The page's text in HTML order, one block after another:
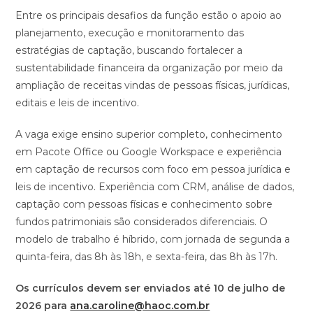
Entre os principais desafios da função estão o apoio ao
planejamento, execução e monitoramento das
estratégias de captação, buscando fortalecer a
sustentabilidade financeira da organização por meio da
ampliação de receitas vindas de pessoas físicas, jurídicas,
editais e leis de incentivo.
A vaga exige ensino superior completo, conhecimento
em Pacote Office ou Google Workspace e experiência
em captação de recursos com foco em pessoa jurídica e
leis de incentivo. Experiência com CRM, análise de dados,
captação com pessoas físicas e conhecimento sobre
fundos patrimoniais são considerados diferenciais. O
modelo de trabalho é híbrido, com jornada de segunda a
quinta-feira, das 8h às 18h, e sexta-feira, das 8h às 17h.
Os currículos devem ser enviados até 10 de julho de
2026 para ana.caroline@haoc.com.br